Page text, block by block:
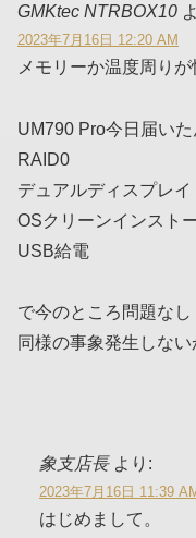
GMKtec NTRBOX10
2023年7月16日 12:20 AM
メモリーか温度周り
UM790 Pro今日届い
RAID0
デュアルディスプレイ
OSクリーンインスト
USB給電
で今のところ問題なし
同様の事象発生しな
象支店長 より:
2023年7月16日 11:39
はじめまして。